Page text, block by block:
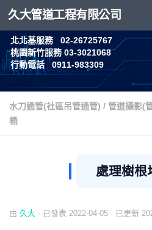
Skip to content
久大管道工程有限公司
北北基服務 02-26725767
桃園新竹服務 03-3021068
行動電話 0911-983309
水刀通管(社區吊管通管) / 管道攝影(
桶
處理樹根
由 久大 · 已發表 2022-04-05 · 已更新